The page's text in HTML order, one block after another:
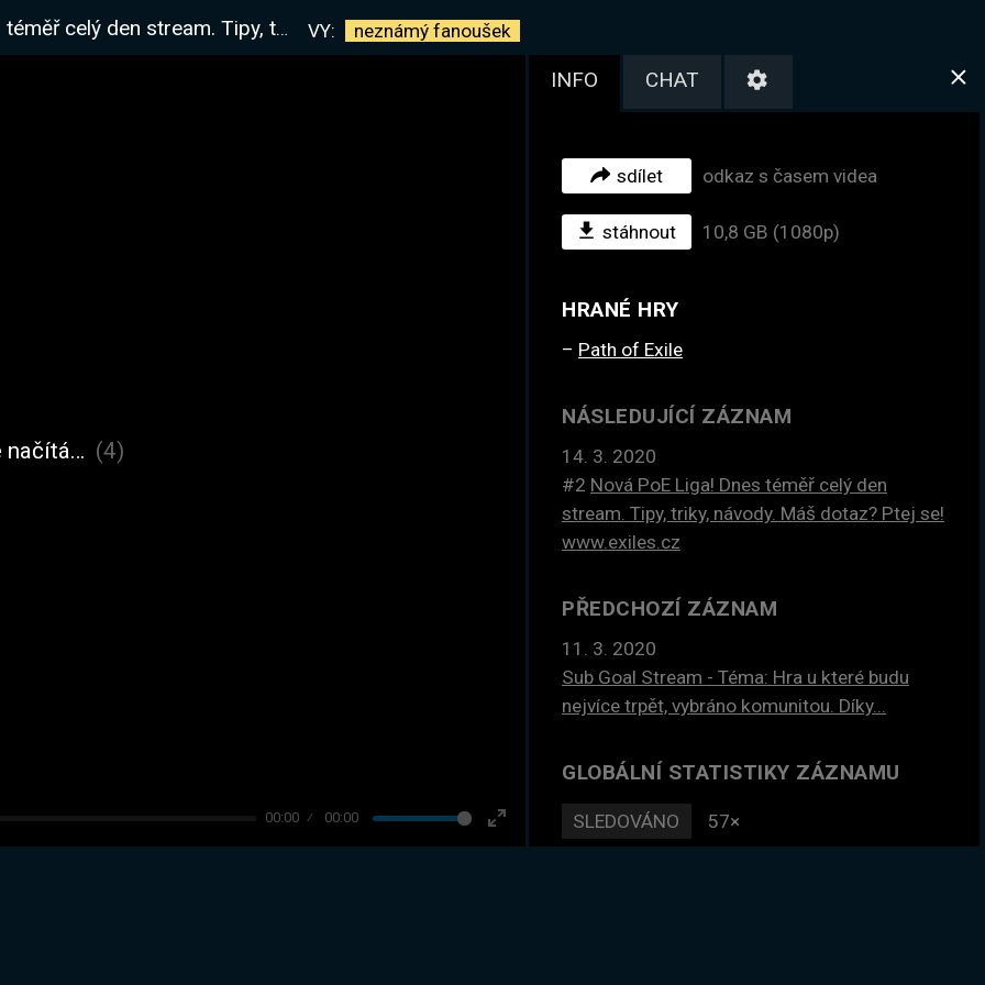
Tipy, triky, návody. Máš dotaz? Ptej se! www.exiles.cz VY: neznámý fanoušek
00:00 00:00
Enter
načítá… (4)
INFO CHAT
sdílet odkaz s časem videa
stáhnout 10,8 GB (1080p)
HRANÉ HRY
Path of Exile
NÁSLEDUJÍCÍ ZÁZNAM
14. 3. 2020
#2 Nová PoE Liga! Dnes téměř celý den
stream. Tipy, triky, návody. Máš dotaz? Ptej se!
www.exiles.cz
PŘEDCHOZÍ ZÁZNAM
11. 3. 2020
Sub Goal Stream - Téma: Hra u které budu
nejvíce trpět, vybráno komunitou. Díky...
GLOBÁLNÍ STATISTIKY ZÁZNAMU
SLEDOVÁNO 57×